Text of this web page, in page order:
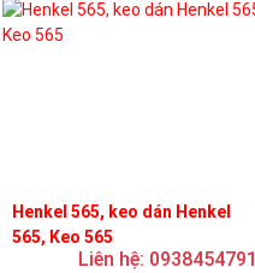
Henkel 565, keo dán Henkel
565, Keo 565
Liên hệ: 0938454791